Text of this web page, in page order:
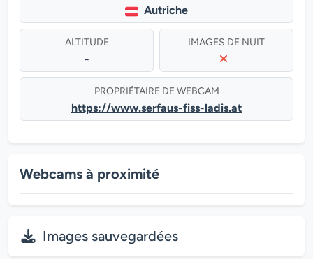
Autriche
ALTITUDE
-
IMAGES DE NUIT
PROPRIÉTAIRE DE WEBCAM
https://www.serfaus-fiss-ladis.at
Webcams à proximité
Images sauvegardées